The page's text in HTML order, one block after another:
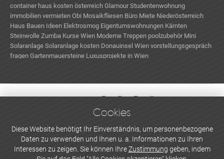
container haus kosten österreich Glamour Studentenwohnung
immobilien vermieten Obi Mosaikfliesen Büro Miete Niederösterreich
Haus Bauen Ideen Elektrosmog Eigentumswohnungen Kärnten
Steinwolle Zumba Kurse Wien Moderne Treppen poolzubehör Mini
Solaranlage Solaranlage kosten Donauinsel Wien vorstellungsgespräch
fragen Gartenmauersteine Luxusprojekte in Wien
WERBEN UND INSERIEREN
Newsletter abonnieren
Cookies
Diese Website benötigt Ihr Einverständnis, um personenbezogene
Daten zu verwenden und Ihnen u. a. Informationen zu Ihren
Interessen zu zeigen. Sie können IhreZustimmung geben, indem